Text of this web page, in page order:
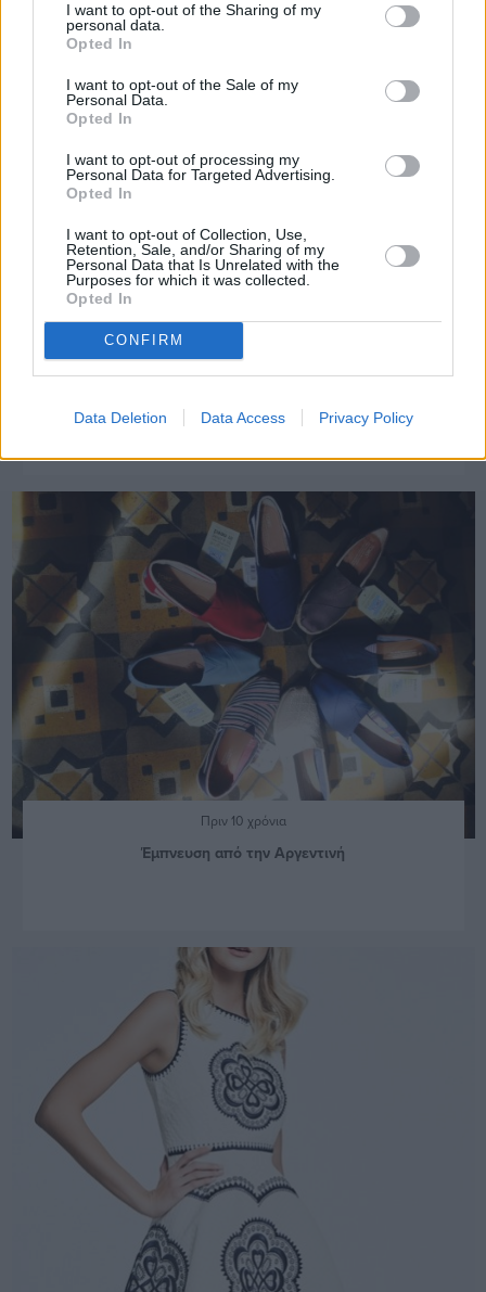
I want to opt-out of the Sharing of my
personal data.
Opted In
I want to opt-out of the Sale of my
Personal Data.
Opted In
I want to opt-out of processing my
Personal Data for Targeted Advertising.
Opted In
I want to opt-out of Collection, Use,
Retention, Sale, and/or Sharing of my
Personal Data that Is Unrelated with the
Purposes for which it was collected.
Opted In
CONFIRM
Data Deletion Data Access Privacy Policy
Πριν 10 χρόνια
Πριν 10 χρόνια
Έμπνευση από την Αργεντινή